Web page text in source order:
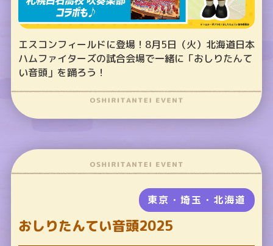
エスコンフィールドに登場！8月5日（火）北海道日本
ハムファイターズの試合会場で一緒に「おしりたんて
い音頭」を踊ろう！
東京・埼玉・北海道
おしりたんてい音頭2025